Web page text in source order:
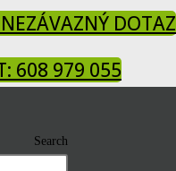
DOTAZ
608 979 055
Search